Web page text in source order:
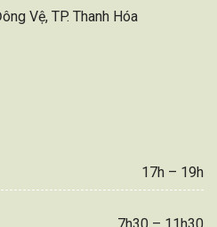
Vệ, TP. Thanh Hóa
17h – 19h